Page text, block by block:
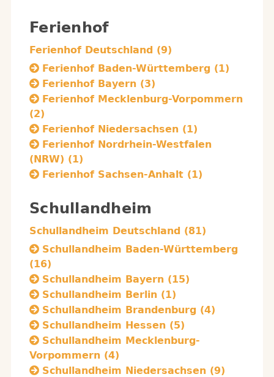
Ferienhof
Ferienhof Deutschland (9)
Ferienhof Baden-Württemberg (1)
Ferienhof Bayern (3)
Ferienhof Mecklenburg-Vorpommern
(2)
Ferienhof Niedersachsen (1)
Ferienhof Nordrhein-Westfalen
(NRW) (1)
Ferienhof Sachsen-Anhalt (1)
Schullandheim
Schullandheim Deutschland (81)
Schullandheim Baden-Württemberg
(16)
Schullandheim Bayern (15)
Schullandheim Berlin (1)
Schullandheim Brandenburg (4)
Schullandheim Hessen (5)
Schullandheim Mecklenburg-
Vorpommern (4)
Schullandheim Niedersachsen (9)